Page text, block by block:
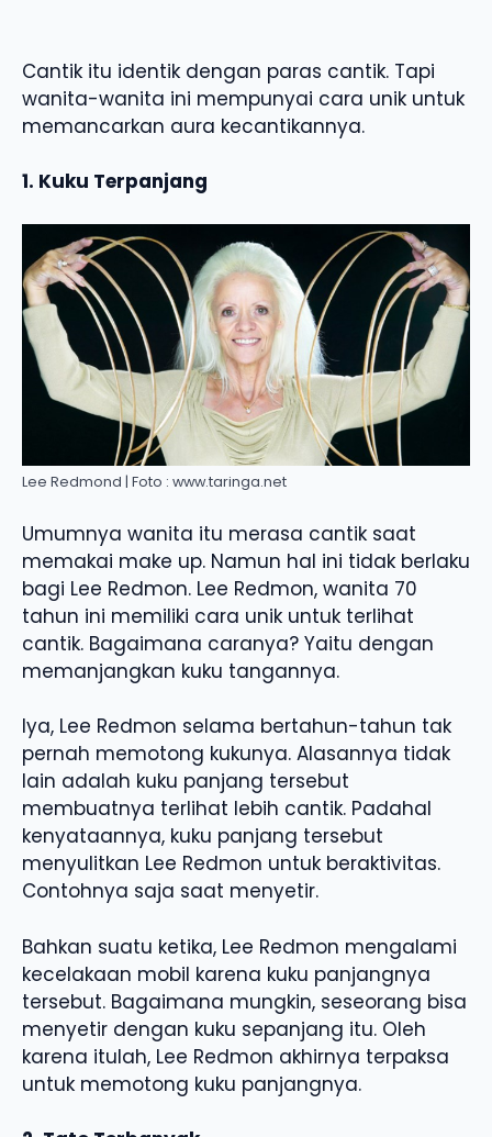
Cantik itu identik dengan paras cantik. Tapi
wanita-wanita ini mempunyai cara unik untuk
memancarkan aura kecantikannya.
1. Kuku Terpanjang
Lee Redmond | Foto : www.taringa.net
Umumnya wanita itu merasa cantik saat
memakai make up. Namun hal ini tidak berlaku
bagi Lee Redmon. Lee Redmon, wanita 70
tahun ini memiliki cara unik untuk terlihat
cantik. Bagaimana caranya? Yaitu dengan
memanjangkan kuku tangannya.
Iya, Lee Redmon selama bertahun-tahun tak
pernah memotong kukunya. Alasannya tidak
lain adalah kuku panjang tersebut
membuatnya terlihat lebih cantik. Padahal
kenyataannya, kuku panjang tersebut
menyulitkan Lee Redmon untuk beraktivitas.
Contohnya saja saat menyetir.
Bahkan suatu ketika, Lee Redmon mengalami
kecelakaan mobil karena kuku panjangnya
tersebut. Bagaimana mungkin, seseorang bisa
menyetir dengan kuku sepanjang itu. Oleh
karena itulah, Lee Redmon akhirnya terpaksa
untuk memotong kuku panjangnya.